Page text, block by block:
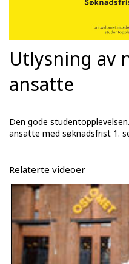
Utlysning av
ansatte
Den gode
ansatte med søknadsfrist 1.
Relaterte videoer